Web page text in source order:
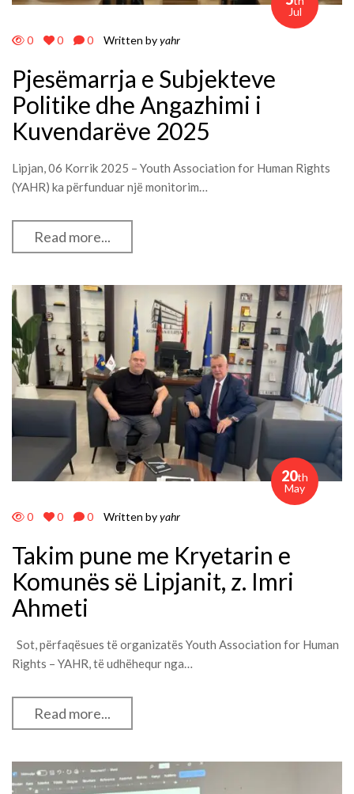
Jul
0 0 0 Written byyahr
Pjesëmarrja e Subjekteve
Politike dhe Angazhimi i
Kuvendarëve 2025
Lipjan, 06 Korrik 2025 – Youth Association for Human Rights
(YAHR) ka përfunduar një monitorim…
Read more...
20th
May
0 0 0 Written byyahr
Takim pune me Kryetarin e
Komunës së Lipjanit, z. Imri
Ahmeti
Sot, përfaqësues të organizatës Youth Association for Human
Rights – YAHR, të udhëhequr nga…
Read more...